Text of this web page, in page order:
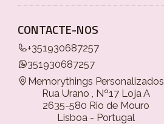
CONTACTE-NOS
+351930687257
351930687257
Memorythings Personalizados
Rua Urano , Nº17 Loja A
2635-580 Rio de Mouro
Lisboa - Portugal